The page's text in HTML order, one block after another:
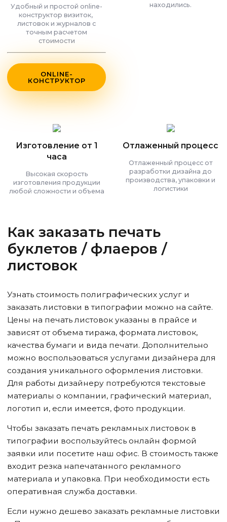
Удобный и простой online-
конструктор визиток,
листовок и журналов с
точным расчетом
стоимости
ONLINE-
КОНСТРУКТОР
находились.
Изготовление от 1
часа
Высокая скорость
изготовления продукции
любой сложности и объема
Отлаженный процесс
Отлаженный процесс от
разработки дизайна до
производства, упаковки и
логистики
Как заказать печать
буклетов / флаеров /
листовок
Узнать стоимость полиграфических услуг и
заказать листовки в типографии можно на сайте.
Цены на печать листовок указаны в прайсе и
зависят от объема тиража, формата листовок,
качества бумаги и вида печати. Дополнительно
можно воспользоваться услугами дизайнера для
создания уникального оформления листовки.
Для работы дизайнеру потребуются текстовые
материалы о компании, графический материал,
логотип и, если имеется, фото продукции.
Чтобы заказать печать рекламных листовок в
типографии воспользуйтесь онлайн формой
заявки или посетите наш офис. В стоимость также
входит резка напечатанного рекламного
материала и упаковка. При необходимости есть
оперативная служба доставки.
Если нужно дешево заказать рекламные листовки